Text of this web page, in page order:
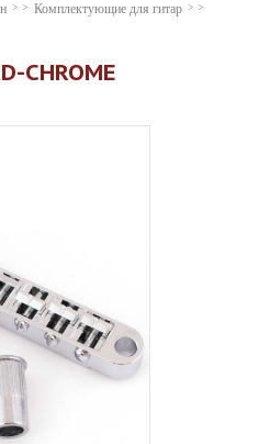
Комплектующие для гитар
CHROME